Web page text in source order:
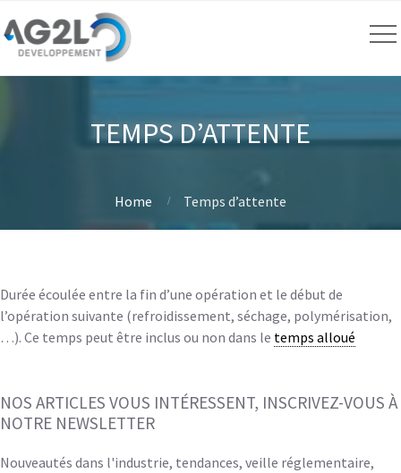
TEMPS D’ATTENTE
Home Temps d’attente
Durée écoulée entre la fin d’une opération et le début de
l’opération suivante (refroidissement, séchage, polymérisation,
…). Ce temps peut être inclus ou non dans le temps alloué
NOS ARTICLES VOUS INTÉRESSENT, INSCRIVEZ-VOUS À
NOTRE NEWSLETTER
Nouveautés dans l'industrie, tendances, veille réglementaire,